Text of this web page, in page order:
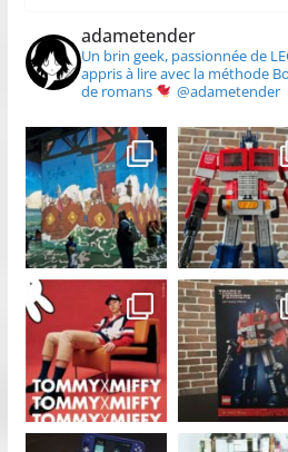
adametender
Un brin geek, passionnée de
appris à lire avec la méthode
de romans
@adametender